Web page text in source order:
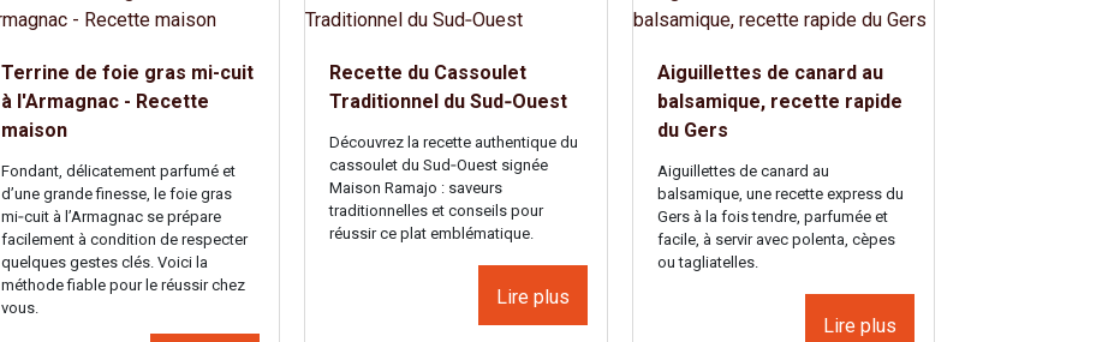
Terrine de foie gras mi-cuit
à l'Armagnac - Recette
maison
Fondant, délicatement parfumé et
d’une grande finesse, le foie gras
mi‑cuit à l’Armagnac se prépare
facilement à condition de respecter
quelques gestes clés. Voici la
méthode fiable pour le réussir chez
vous.
Recette du Cassoulet
Traditionnel du Sud‑Ouest
Découvrez la recette authentique du
cassoulet du Sud‑Ouest signée
Maison Ramajo : saveurs
traditionnelles et conseils pour
réussir ce plat emblématique.
Lire plus
Aiguillettes de canard au
balsamique, recette rapide
du Gers
Aiguillettes de canard au
balsamique, une recette express du
Gers à la fois tendre, parfumée et
facile, à servir avec polenta, cèpes
ou tagliatelles.
Lire plus